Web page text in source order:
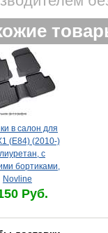
в салон для
(E84) (2010-)
с
бортиками,
Novline
Руб.